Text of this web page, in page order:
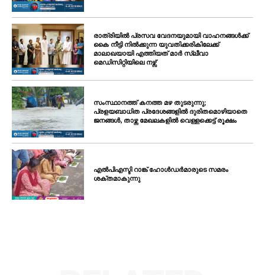
രാത്രിയിൽ പ്രസവ വേദനയുമായി വാഹനങ്ങൾക്ക്
കൈ നീട്ടി നിൽക്കുന്ന യുവതിക്കരികിലേക്ക്
മാലാഖയായി എത്തിയത് മാർ സ്ലീവാ
മെഡിസിറ്റിയിലെ നഴ്സ്
സംസ്ഥാനത്ത് കനത്ത മഴ തുടരുന്നു;
പ്രളയബാധിത പ്രദേശങ്ങളിൽ ദുരിതമൊഴിയാതെ
ജനങ്ങൾ, താഴ്ന്ന മേഖലകളിൽ വെള്ളക്കെട്ട് രൂക്ഷം
എൽപിഎസ്ടി റാങ്ക് ഹോൾഡർമാരുടെ സമരം
ശക്തമാകുന്നു